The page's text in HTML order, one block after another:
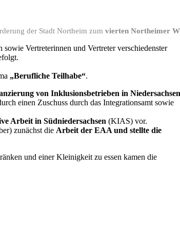
der Stadt Northeim zum vierten Northeimer
Vertreterinnen und Vertreter verschiedenster
„Berufliche Teilhabe“.
von Inklusionsbetrieben in Niedersachsen
einen Zuschuss durch das Integrationsamt sowie
Arbeit in Südniedersachsen (KIAS) vor.
zunächst die Arbeit der EAA und stellte die
und einer Kleinigkeit zu essen kamen die